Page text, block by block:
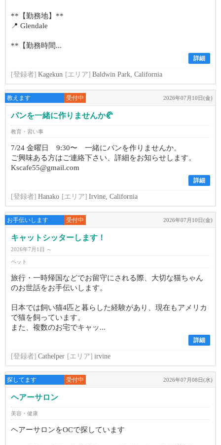
**【勤務地】**
📍 Glendale
**【勤務時間...
詳細
[登録者] Kagekun [エリア] Baldwin Park, California
教えます 受付中 2026年07月10日(金)
パンを一緒に作りませんか🥐
教育・習い事
7/24 金曜日 9:30〜 一緒にパンを作りませんか。
ご興味ある方はご連絡下さい、詳細をお知らせします。
Kscafe55@gmail.com
詳細
[登録者] Hanako [エリア] Irvine, California
お手伝いします 受付中 2026年07月10日(金)
キャットシッターします！
2026年7月1日 ～
ペット
旅行・一時帰国などでお留守にされる際、大切な猫ちゃん
のお世話をお手伝いします。
日本では飼い猫4匹と暮らした経験があり、現在もアメリカ
で猫を飼っています。
また、複数のお宅でキャッ...
詳細
[登録者] Cathelper [エリア] irvine
探してます 受付中 2026年07月08日(水)
ヘアーサロン
美容・健康
ヘアーサロンをOCで探しています